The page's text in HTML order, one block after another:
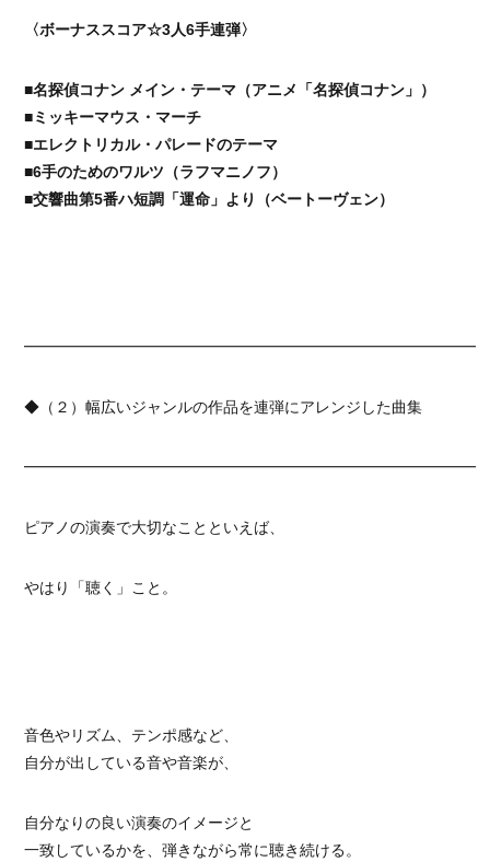
〈ボーナススコア☆3人6手連弾〉
■名探偵コナン メイン・テーマ（アニメ「名探偵コナン」）
■ミッキーマウス・マーチ
■エレクトリカル・パレードのテーマ
■6手のためのワルツ（ラフマニノフ）
■交響曲第5番ハ短調「運命」より（ベートーヴェン）
◆（２）幅広いジャンルの作品を連弾にアレンジした曲集
ピアノの演奏で大切なことといえば、
やはり「聴く」こと。
音色やリズム、テンポ感など、
自分が出している音や音楽が、
自分なりの良い演奏のイメージと
一致しているかを、弾きながら常に聴き続ける。